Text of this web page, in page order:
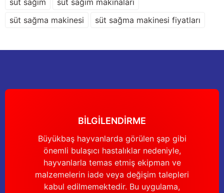
süt sağım
süt sağım makinaları
süt sağma makinesi
süt sağma makinesi fiyatları
BİLGİLENDİRME
Büyükbaş hayvanlarda görülen şap gibi
önemli bulaşıcı hastalıklar nedeniyle,
hayvanlarla temas etmiş ekipman ve
malzemelerin iade veya değişim talepleri
kabul edilmemektedir. Bu uygulama,